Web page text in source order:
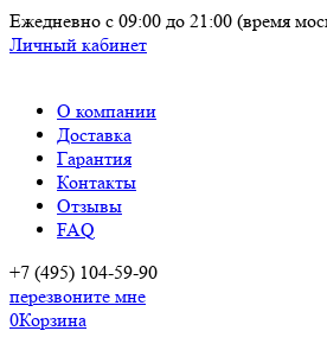
Ежедневно с 09:00 до 21:00 (время
Личный кабинет
О компании
Доставка
Гарантия
Контакты
Отзывы
FAQ
+7 (495) 104-59-90
перезвоните мне
0Корзина